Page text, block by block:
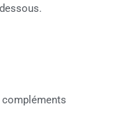
compléments